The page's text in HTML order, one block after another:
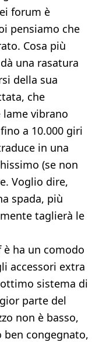
forum è
pensiamo che
Cosa più
una rasatura
della sua
che
vibrano
a 10.000 giri
in una
(se non
Voglio dire,
spada, più
taglierà le
ha un comodo
accessori extra
sistema di
parte del
non è basso,
congegnato,